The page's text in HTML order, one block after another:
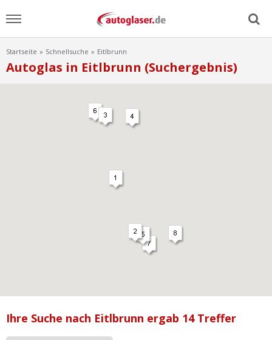
Menu
Home
Werkstatt Login
Startseite Schnellsuche Eitlbrunn
Autoglas in Eitlbrunn (Suchergebnis)
Ihre Suche nach Eitlbrunn ergab 14 Treffer